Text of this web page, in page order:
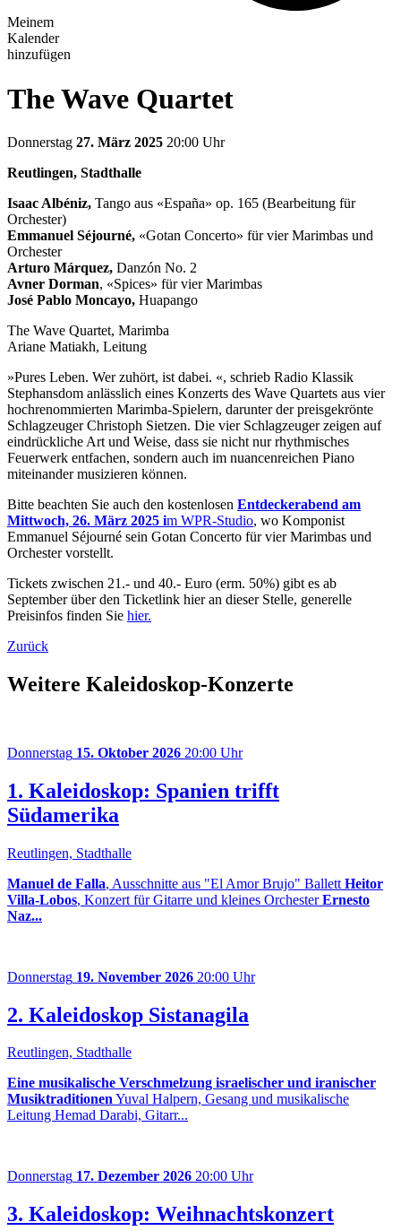
Meinem
Kalender
hinzufügen
The Wave Quartet
Donnerstag 27. März 2025 20:00 Uhr
Reutlingen, Stadthalle
Isaac Albéniz, Tango aus «España» op. 165 (Bearbeitung für
Orchester)
Emmanuel Séjourné, «Gotan Concerto» für vier Marimbas und
Orchester
Arturo Márquez, Danzón No. 2
Avner Dorman, «Spices» für vier Marimbas
José Pablo Moncayo, Huapango
The Wave Quartet, Marimba
Ariane Matiakh, Leitung
»Pures Leben. Wer zuhört, ist dabei. «, schrieb Radio Klassik
Stephansdom anlässlich eines Konzerts des Wave Quartets aus vier
hochrenommierten Marimba-Spielern, darunter der preisgekrönte
Schlagzeuger Christoph Sietzen. Die vier Schlagzeuger zeigen auf
eindrückliche Art und Weise, dass sie nicht nur rhythmisches
Feuerwerk entfachen, sondern auch im nuancenreichen Piano
miteinander musizieren können.
Bitte beachten Sie auch den kostenlosen Entdeckerabend am
Mittwoch, 26. März 2025 im WPR-Studio, wo Komponist
Emmanuel Séjourné sein Gotan Concerto für vier Marimbas und
Orchester vorstellt.
Tickets zwischen 21.- und 40.- Euro (erm. 50%) gibt es ab
September über den Ticketlink hier an dieser Stelle, generelle
Preisinfos finden Sie hier.
Zurück
Weitere Kaleidoskop-Konzerte
Donnerstag 15. Oktober 2026 20:00 Uhr
1. Kaleidoskop: Spanien trifft
Südamerika
Reutlingen, Stadthalle
Manuel de Falla, Ausschnitte aus "El Amor Brujo" Ballett Heitor
Villa-Lobos, Konzert für Gitarre und kleines OrchesterErnesto
Naz...
Donnerstag 19. November 2026 20:00 Uhr
2. Kaleidoskop Sistanagila
Reutlingen, Stadthalle
Eine musikalische Verschmelzung israelischer und iranischer
MusiktraditionenYuval Halpern, Gesang und musikalische
Leitung Hemad Darabi, Gitarr...
Donnerstag 17. Dezember 2026 20:00 Uhr
3. Kaleidoskop: Weihnachtskonzert